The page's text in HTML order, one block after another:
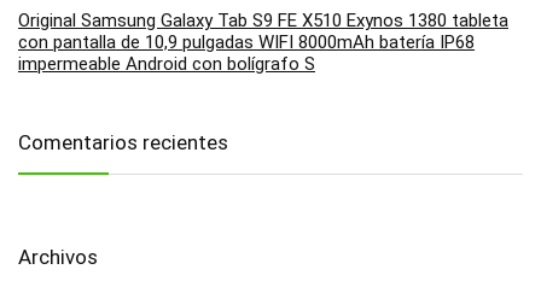
Original Samsung Galaxy Tab S9 FE X510 Exynos 1380 tableta
con pantalla de 10,9 pulgadas WIFI 8000mAh batería IP68
impermeable Android con bolígrafo S
Comentarios recientes
Archivos